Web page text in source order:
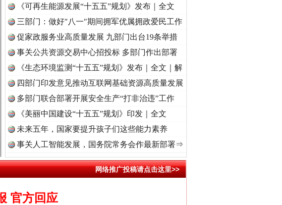
牢记初心使命 奋进复兴征程丨“转折之城”激荡..·[视频]牢记初心使命 奋进复兴征程丨红船起航处 潮起..
《可再生能源发展“十五五”规划》发布｜全文
三部门：做好"八一"期间拥军优属拥政爱民工作
促家政服务业高质量发展 九部门出台19条举措
事关公共资源交易中心招投标 多部门作出部署
《生态环境监测“十五五”规划》发布｜全文｜解
读
四部门印发意见推动互联网基础资源高质量发展
多部门联合部署开展安全生产“打非治违”工作
《美丽中国建设“十五五”规划》印发｜全文
未来五年，国家要提升孩子们这些能力素养
事关人工智能发展，国务院常务会作最新部署⇒
网络推广投稿请点击这里>>
官方回应